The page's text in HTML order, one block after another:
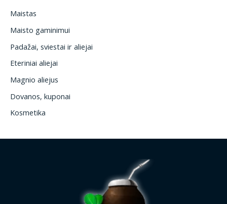
Maistas
Maisto gaminimui
Padažai, sviestai ir aliejai
Eteriniai aliejai
Magnio aliejus
Dovanos, kuponai
Kosmetika